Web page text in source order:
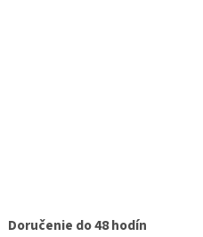
Doručenie do 48 hodín